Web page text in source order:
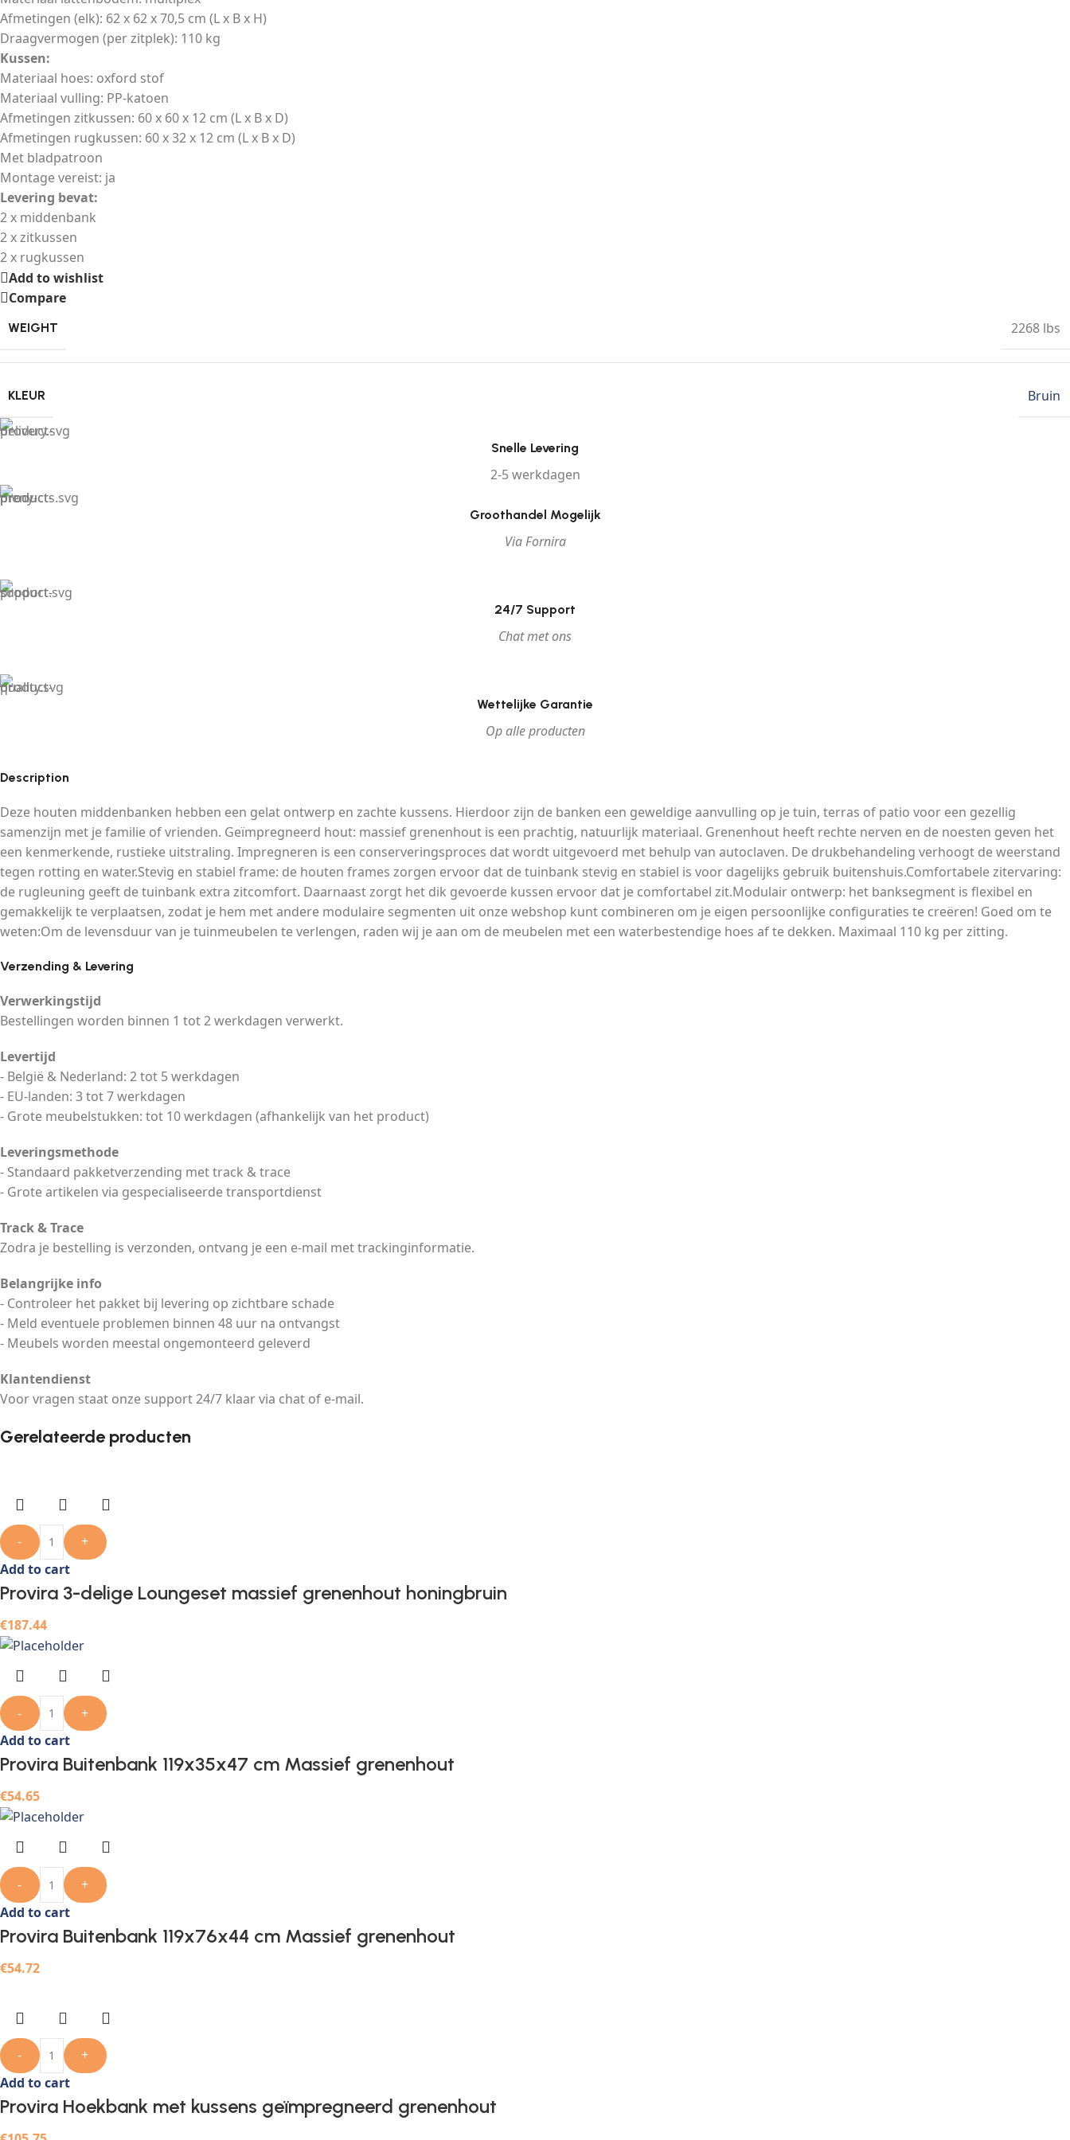
Afmetingen (elk): 62 x 62 x 70,5 cm (L x B x H)
Draagvermogen (per zitplek): 110 kg
Kussen:
Materiaal hoes: oxford stof
Materiaal vulling: PP-katoen
Afmetingen zitkussen: 60 x 60 x 12 cm (L x B x D)
Afmetingen rugkussen: 60 x 32 x 12 cm (L x B x D)
Met bladpatroon
Montage vereist: ja
Levering bevat:
2 x middenbank
2 x zitkussen
2 x rugkussen
Add to wishlist
Compare
WEIGHT 2268 lbs
KLEUR Bruin
Snelle Levering
2-5 werkdagen
Groothandel Mogelijk
Via Fornira
24/7 Support
Chat met ons
Wettelijke Garantie
Op alle producten
Description
Deze houten middenbanken hebben een gelat ontwerp en zachte kussens. Hierdoor zijn de banken een geweldige aanvulling op je tuin, terras of patio voor een gezellig
samenzijn met je familie of vrienden. Geïmpregneerd hout: massief grenenhout is een prachtig, natuurlijk materiaal. Grenenhout heeft rechte nerven en de noesten geven het
een kenmerkende, rustieke uitstraling. Impregneren is een conserveringsproces dat wordt uitgevoerd met behulp van autoclaven. De drukbehandeling verhoogt de weerstand
tegen rotting en water.Stevig en stabiel frame: de houten frames zorgen ervoor dat de tuinbank stevig en stabiel is voor dagelijks gebruik buitenshuis.Comfortabele zitervaring:
de rugleuning geeft de tuinbank extra zitcomfort. Daarnaast zorgt het dik gevoerde kussen ervoor dat je comfortabel zit.Modulair ontwerp: het banksegment is flexibel en
gemakkelijk te verplaatsen, zodat je hem met andere modulaire segmenten uit onze webshop kunt combineren om je eigen persoonlijke configuraties te creëren! Goed om te
weten:Om de levensduur van je tuinmeubelen te verlengen, raden wij je aan om de meubelen met een waterbestendige hoes af te dekken. Maximaal 110 kg per zitting.
Verzending & Levering
Verwerkingstijd
Bestellingen worden binnen 1 tot 2 werkdagen verwerkt.
Levertijd
- België & Nederland: 2 tot 5 werkdagen
- EU-landen: 3 tot 7 werkdagen
- Grote meubelstukken: tot 10 werkdagen (afhankelijk van het product)
Leveringsmethode
- Standaard pakketverzending met track & trace
- Grote artikelen via gespecialiseerde transportdienst
Track & Trace
Zodra je bestelling is verzonden, ontvang je een e-mail met trackinginformatie.
Belangrijke info
- Controleer het pakket bij levering op zichtbare schade
- Meld eventuele problemen binnen 48 uur na ontvangst
- Meubels worden meestal ongemonteerd geleverd
Klantendienst
Voor vragen staat onze support 24/7 klaar via chat of e-mail.
Gerelateerde producten
-
+
Add to cart
Provira 3-delige Loungeset massief grenenhout honingbruin
€187.44
-
+
Add to cart
Provira Buitenbank 119x35x47 cm Massief grenenhout
€54.65
-
+
Add to cart
Provira Buitenbank 119x76x44 cm Massief grenenhout
€54.72
-
+
Add to cart
Provira Hoekbank met kussens geïmpregneerd grenenhout